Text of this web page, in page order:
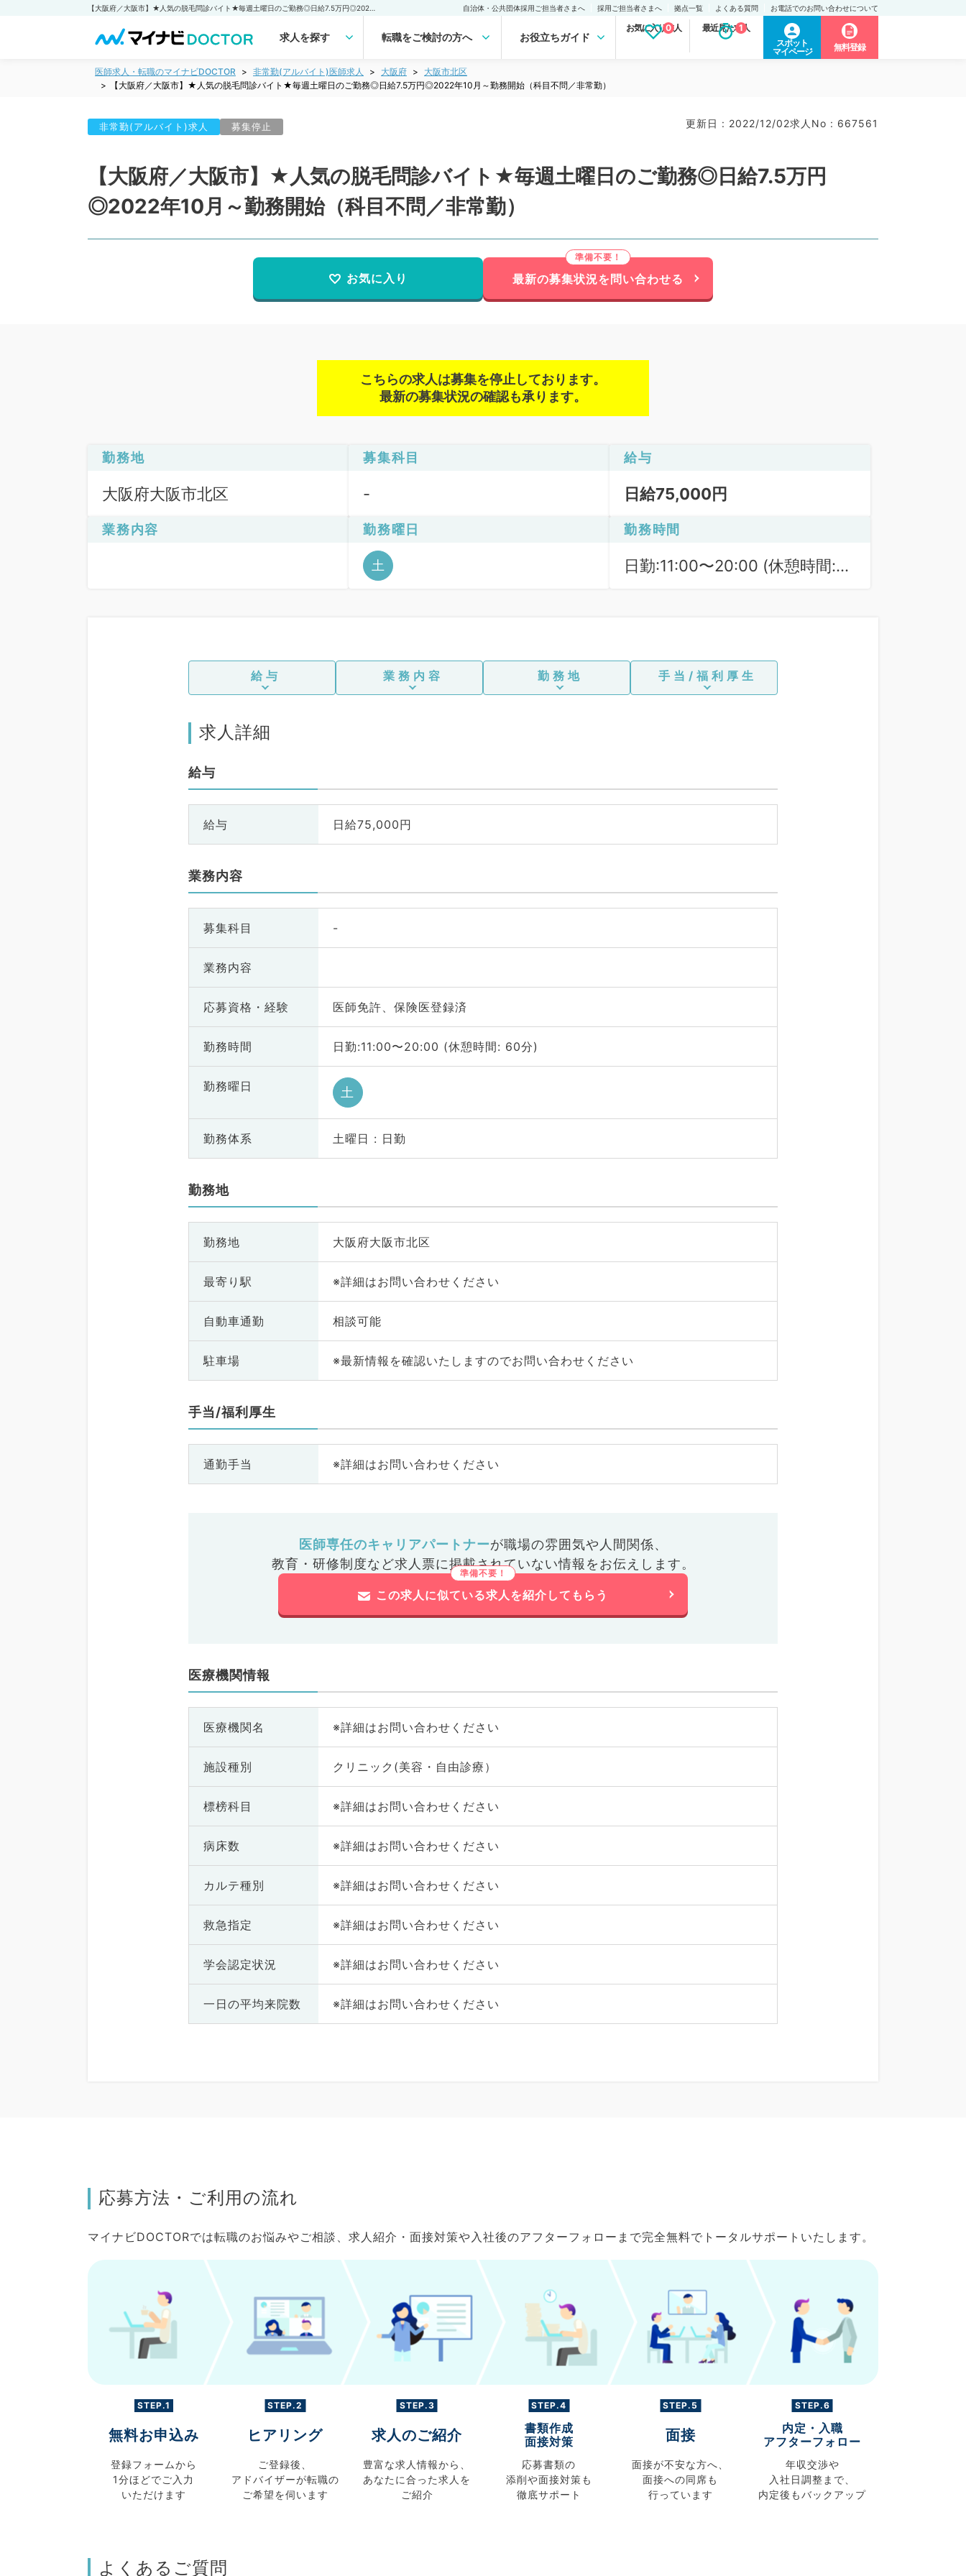
自治体・公共団体採用ご担当者さまへ 採用ご担当者さまへ 拠点一覧 よくある質問 お電話でのお問い合わせについて
求人を探す 転職をご検討の方へ お役立ちガイド
お気に入り求人
0 最近見た求人
1
スポット
マイページ
無料登録
医師求人・転職のマイナビDOCTOR 非常勤(アルバイト)医師求人 大阪府
大阪市北区
【大阪府／大阪市】★人気の脱毛問診バイト★毎週土曜日のご勤務◎日給7.5万円◎2022年10月～勤務開始（科目不問／非常勤）
非常勤(アルバイト)求人 募集停止 更新日 : 2022/12/02求人No : 667561
【大阪府／大阪市】★人気の脱毛問診バイト★毎週土曜日のご勤務◎日給7.5万円
◎2022年10月～勤務開始（科目不問／非常勤）
お気に入り 最新の募集状況を問い合わせる
こちらの求人は募集を停止しております。
最新の募集状況の確認も承ります。
勤務地
大阪府大阪市北区
募集科目
-
給与
日給75,000円
業務内容 勤務曜日
土
勤務時間
日勤:11:00〜20:00 (休憩時間:
給与 業務内容 勤務地 手当/福利厚生
求人詳細
給与
給与 日給75,000円
業務内容
募集科目 -
業務内容
応募資格・ 経験 医師免許、保険医登録済
勤務時間 日勤:11:00〜20:00 (休憩時間: 60分)
勤務曜日 土
勤務体系 土曜日 : 日勤
勤務地
勤務地 大阪府大阪市北区
最寄り駅 ※詳細はお問い合わせください
自動車通勤 相談可能
駐車場 ※最新情報を確認いたしますのでお問い合わせください
手当/福利厚生
通勤手当 ※詳細はお問い合わせください
医師専任のキャリアパートナーが職場の雰囲気や人間関係、
教育・研修制度など求人票に掲載されていない情報をお伝えします。
この求人に似ている求人を紹介してもらう
医療機関情報
医療機関名 ※詳細はお問い合わせください
施設種別 クリニック(美容・自由診療）
標榜科目 ※詳細はお問い合わせください
病床数 ※詳細はお問い合わせください
カルテ種別 ※詳細はお問い合わせください
救急指定 ※詳細はお問い合わせください
学会認定状況 ※詳細はお問い合わせください
一日の平均来院数 ※詳細はお問い合わせください
応募方法・ご利用の流れ
マイナビDOCTORでは転職のお悩みやご相談、求人紹介・面接対策や入社後のアフターフォローまで完全無料でトータルサポートいたします。
STEP.1
無料お申込み
登録フォームから
1分ほどでご入力
いただけます
STEP.2
ヒアリング
ご登録後、
アドバイザーが転職の
ご希望を伺います
STEP.3
求人のご紹介
豊富な求人情報から、
あなたに合った求人を
ご紹介
STEP.4
書類作成
面接対策
応募書類の
添削や面接対策も
徹底サポート
STEP.5
面接
面接が不安な方へ、
面接への同席も
行っています
STEP.6
内定・入職
アフターフォロー
年収交渉や
入社日調整まで、
内定後もバックアップ
よくあるご質問